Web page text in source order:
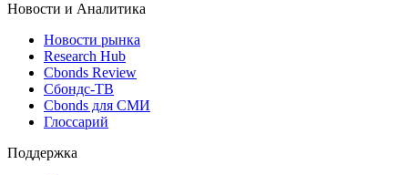
Новости и Аналитика
Новости рынка
Research Hub
Cbonds Review
Сбондс-ТВ
Cbonds для СМИ
Глоссарий
Поддержка